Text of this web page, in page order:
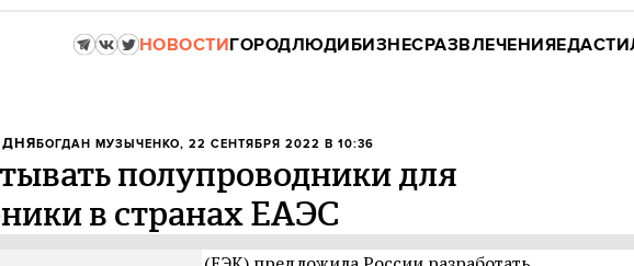
НОВОСТИГОРОДЛЮДИБИЗНЕСРАЗВЛЕЧЕНИЯЕДА
БОГДАН МУЗЫЧЕНКО, 22 СЕНТЯБРЯ 2022 В 10:36
полупроводники для
в странах ЕАЭС